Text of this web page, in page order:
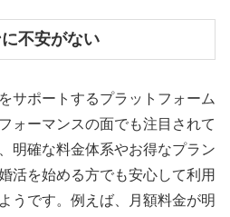
不安がない
サポートするプラットフォーム
ォーマンスの面でも注目されて
明確な料金体系やお得なプラン
活を始める方でも安心して利用
うです。例えば、月額料金が明